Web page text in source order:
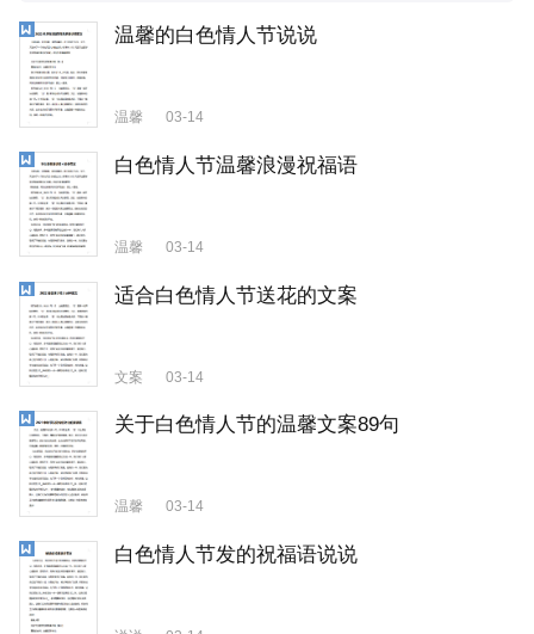
温馨的白色情人节说说
温馨 03-14
白色情人节温馨浪漫祝福语
温馨 03-14
适合白色情人节送花的文案
文案 03-14
关于白色情人节的温馨文案89句
温馨 03-14
白色情人节发的祝福语说说